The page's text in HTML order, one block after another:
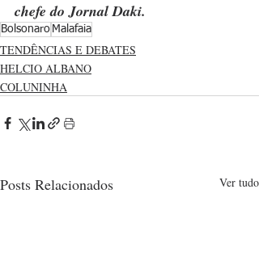
chefe do Jornal Daki.
Bolsonaro Malafaia
TENDÊNCIAS E DEBATES
HELCIO ALBANO
COLUNINHA
Posts Relacionados Ver tudo